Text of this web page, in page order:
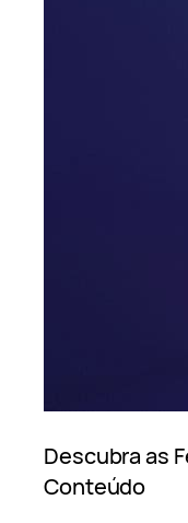
Descubra as
Conteúdo